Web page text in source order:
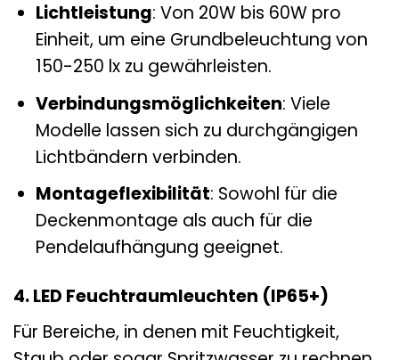
Lichtleistung: Von 20W bis 60W pro
Einheit, um eine Grundbeleuchtung von
150-250 lx zu gewährleisten.
Verbindungsmöglichkeiten: Viele
Modelle lassen sich zu durchgängigen
Lichtbändern verbinden.
Montageflexibilität: Sowohl für die
Deckenmontage als auch für die
Pendelaufhängung geeignet.
4. LED Feuchtraumleuchten (IP65+)
Für Bereiche, in denen mit Feuchtigkeit,